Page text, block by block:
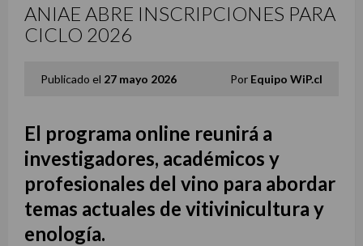
ANIAE ABRE INSCRIPCIONES PARA
CICLO 2026
Publicado el 27 mayo 2026 Por Equipo WiP.cl
El programa online reunirá a
investigadores, académicos y
profesionales del vino para abordar
temas actuales de vitivinicultura y
enología.